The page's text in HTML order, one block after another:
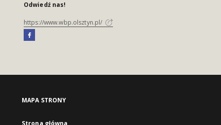
Odwiedź nas!
https://www.wbp.olsztyn.pl/
MAPA STRONY
Strona główna